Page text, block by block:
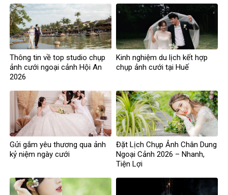
Thông tin về top studio chụp
ảnh cưới ngoại cảnh Hội An
2026
Kinh nghiệm du lịch kết hợp
chụp ảnh cưới tại Huế
Gửi gắm yêu thương qua ảnh
kỷ niệm ngày cưới
Đặt Lịch Chụp Ảnh Chân Dung
Ngoại Cảnh 2026 – Nhanh,
Tiện Lợi